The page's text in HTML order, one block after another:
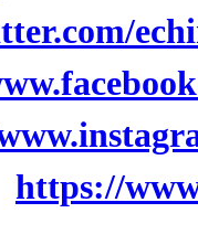
https://